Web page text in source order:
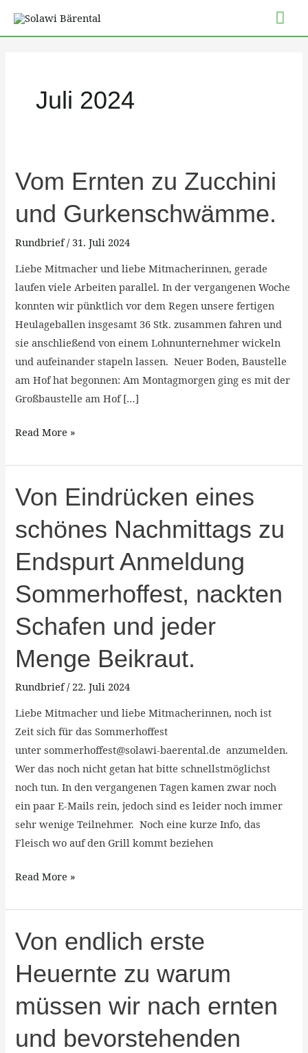
Inhalt
Juli 2024
Vom Ernten zu Zucchini
und Gurkenschwämme.
Rundbrief/ 31. Juli 2024
Liebe Mitmacher und liebe Mitmacherinnen, gerade
laufen viele Arbeiten parallel. In der vergangenen Woche
konnten wir pünktlich vor dem Regen unsere fertigen
Heulageballen insgesamt 36 Stk. zusammen fahren und
sie anschließend von einem Lohnunternehmer wickeln
und aufeinander stapeln lassen. Neuer Boden, Baustelle
am Hof hat begonnen: Am Montagmorgen ging es mit der
Großbaustelle am Hof […]
Vom
Ernten
zu
und
Gurkenschwämme.
Read More »
Von Eindrücken eines
schönes Nachmittags zu
Endspurt Anmeldung
Sommerhoffest, nackten
Schafen und jeder
Menge Beikraut.
Rundbrief/ 22. Juli 2024
Liebe Mitmacher und liebe Mitmacherinnen, noch ist
Zeit sich für das Sommerhoffest
unter sommerhoffest@solawi-baerental.de anzumelden.
Wer das noch nicht getan hat bitte schnellstmöglichst
noch tun. In den vergangenen Tagen kamen zwar noch
ein paar E-Mails rein, jedoch sind es leider noch immer
sehr wenige Teilnehmer. Noch eine kurze Info, das
Fleisch wo auf den Grill kommt beziehen
Von
Eindrücken
eines
Nachmittags
Endspurt
Anmeldung
Sommerhoffest,
nackten
und
jeder
Menge
Beikraut.
Read More »
Von endlich erste
Heuernte zu warum
müssen wir nach ernten
und bevorstehenden
Von
endlich
erste
zu
müssen